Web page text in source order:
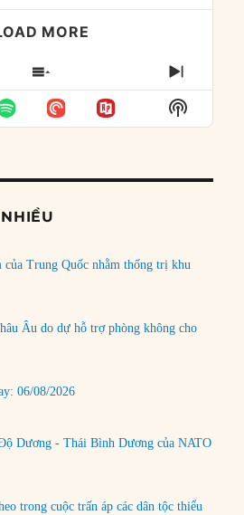
MORE
SHOW
EPISODES
LIST
NEXT
Show
Podcast
của Trung Quốc nhằm thống trị khu
Âu do dự hỗ trợ phòng không cho
06/08/2026
Dương - Thái Bình Dương của NATO
trong cuộc trấn áp các dân tộc thiểu